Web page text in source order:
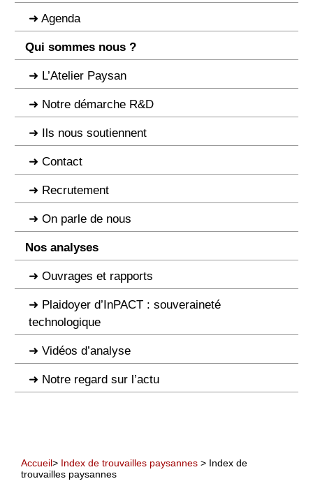
Agenda
Qui sommes nous ?
L’Atelier Paysan
Notre démarche R&D
Ils nous soutiennent
Contact
Recrutement
On parle de nous
Nos analyses
Ouvrages et rapports
Plaidoyer d’InPACT : souveraineté
technologique
Vidéos d’analyse
Notre regard sur l’actu
Accueil> Index de trouvailles paysannes > Index de
trouvailles paysannes